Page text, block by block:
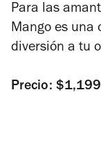
Para las
Mango es una
diversión a tu
Precio: $1,199